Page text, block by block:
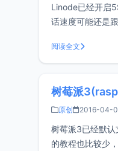
Linode已经开启
话速度可能还是
阅读全文
树莓派
原创 2016-04-
树莓派3已经默
的教程也比较少，分享一下